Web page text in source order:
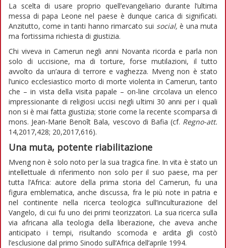
La scelta di usare proprio quell’evangeliario durante l’ultima
messa di papa Leone nel paese è dunque carica di significati.
Anzitutto, come in tanti hanno rimarcato sui social, è una muta
ma fortissima richiesta di giustizia.
Chi viveva in Camerun negli anni Novanta ricorda e parla non
solo di uccisione, ma di torture, forse mutilazioni, il tutto
avvolto da un’aura di terrore e vaghezza. Mveng non è stato
l’unico ecclesiastico morto di morte violenta in Camerun, tanto
che – in vista della visita papale – on-line circolava un elenco
impressionante di religiosi uccisi negli ultimi 30 anni per i quali
non si è mai fatta giustizia; storie come la recente scomparsa di
mons. Jean-Marie Benoît Bala, vescovo di Bafia (cf. Regno-att.
14,2017,428; 20,2017,616).
Una muta, potente riabilitazione
Mveng non è solo noto per la sua tragica fine. In vita è stato un
intellettuale di riferimento non solo per il suo paese, ma per
tutta l’Africa: autore della prima storia del Camerun, fu una
figura emblematica, anche discussa, fra le più note in patria e
nel continente nella ricerca teologica sull’inculturazione del
Vangelo, di cui fu uno dei primi teorizzatori. La sua ricerca sulla
via africana alla teologia della liberazione, che aveva anche
anticipato i tempi, risultando scomoda e ardita gli costò
l’esclusione dal primo Sinodo sull’Africa dell’aprile 1994.